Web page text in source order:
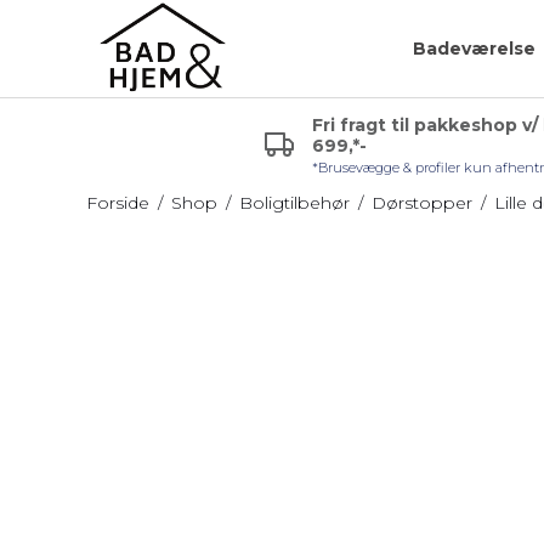
Badeværelse
Glashylde badeværelse
Hjørnehylde
Badeværelsespejle
uden lys
Sminkespejl
Fri fragt til pakkeshop
699,*-
*Brusevægge & profiler kun
Forside / Shop / Boligtilbehør / Dørstopper / Lille